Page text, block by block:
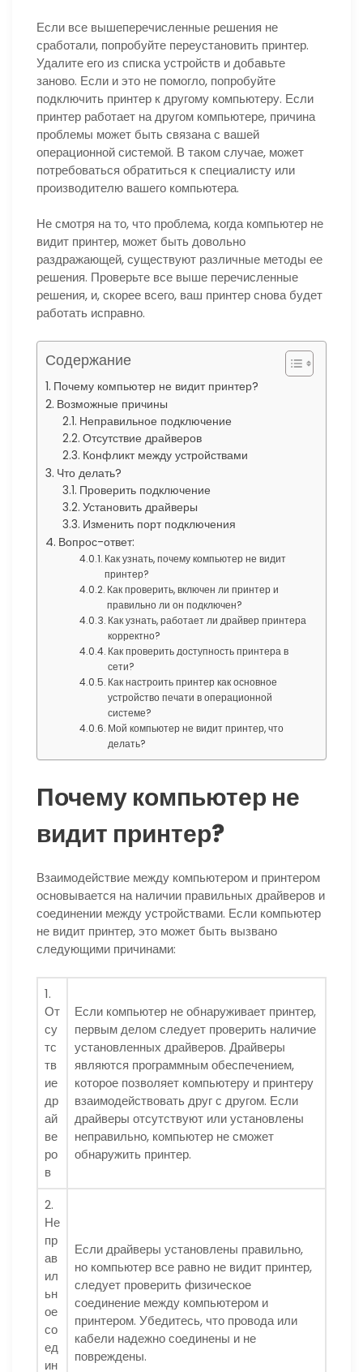
Если все вышеперечисленные решения не
сработали, попробуйте переустановить принтер.
Удалите его из списка устройств и добавьте
заново. Если и это не помогло, попробуйте
подключить принтер к другому компьютеру. Если
принтер работает на другом компьютере, причина
проблемы может быть связана с вашей
операционной системой. В таком случае, может
потребоваться обратиться к специалисту или
производителю вашего компьютера.
Не смотря на то, что проблема, когда компьютер не
видит принтер, может быть довольно
раздражающей, существуют различные методы ее
решения. Проверьте все выше перечисленные
решения, и, скорее всего, ваш принтер снова будет
работать исправно.
Содержание
Почему компьютер не видит принтер?
Возможные причины
Неправильное подключение
Отсутствие драйверов
Конфликт между устройствами
Что делать?
Проверить подключение
Установить драйверы
Изменить порт подключения
Вопрос-ответ:
Как узнать, почему компьютер не видит
принтер?
Как проверить, включен ли принтер и
правильно ли он подключен?
Как узнать, работает ли драйвер принтера
корректно?
Как проверить доступность принтера в
сети?
Как настроить принтер как основное
устройство печати в операционной
системе?
Мой компьютер не видит принтер, что
делать?
Почему компьютер не
видит принтер?
Взаимодействие между компьютером и принтером
основывается на наличии правильных драйверов и
соединении между устройствами. Если компьютер
не видит принтер, это может быть вызвано
следующими причинами:
1.
От
су
тс
тв
ие
др
ай
ве
ро
в
Если компьютер не обнаруживает принтер,
первым делом следует проверить наличие
установленных драйверов. Драйверы
являются программным обеспечением,
которое позволяет компьютеру и принтеру
взаимодействовать друг с другом. Если
драйверы отсутствуют или установлены
неправильно, компьютер не сможет
обнаружить принтер.
2.
Не
пр
ав
ил
ьн
ое
со
ед
ин
Если драйверы установлены правильно,
но компьютер все равно не видит принтер,
следует проверить физическое
соединение между компьютером и
принтером. Убедитесь, что провода или
кабели надежно соединены и не
повреждены.